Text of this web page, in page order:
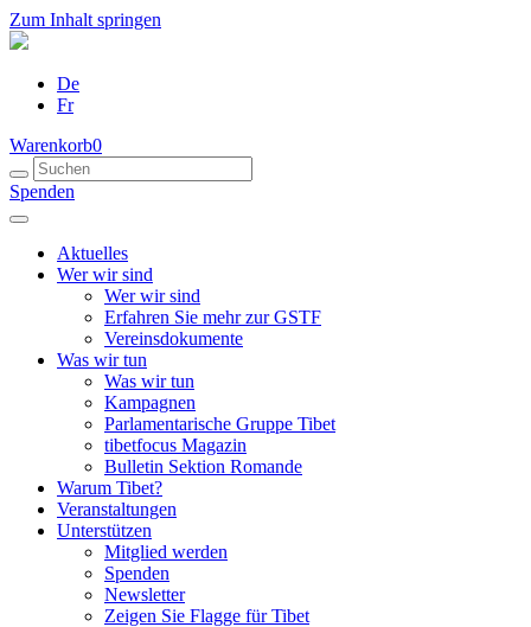
Zum Inhalt springen
De
Fr
Warenkorb0
Spenden
Aktuelles
Wer wir sind
Wer wir sind
Erfahren Sie mehr zur GSTF
Vereinsdokumente
Was wir tun
Was wir tun
Kampagnen
Parlamentarische Gruppe Tibet
tibetfocus Magazin
Bulletin Sektion Romande
Warum Tibet?
Veranstaltungen
Unterstützen
Mitglied werden
Spenden
Newsletter
Zeigen Sie Flagge für Tibet